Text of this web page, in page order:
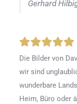
Gerhard
Die Bilder von
wir sind
wunderbare
Heim, Büro oder